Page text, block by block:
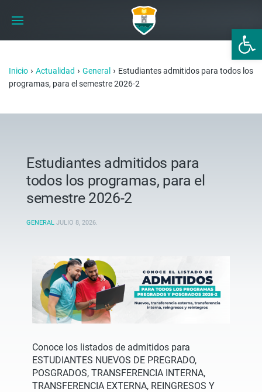
Abrir
Inicio › Actualidad › General › Estudiantes admitidos para todos los
programas, para el semestre 2026-2
Estudiantes admitidos para
todos los programas, para el
semestre 2026-2
GENERAL JULIO 8, 2026.
Conoce los listados de admitidos para
ESTUDIANTES NUEVOS DE PREGRADO,
POSGRADOS, TRANSFERENCIA INTERNA,
TRANSFERENCIA EXTERNA, REINGRESOS Y